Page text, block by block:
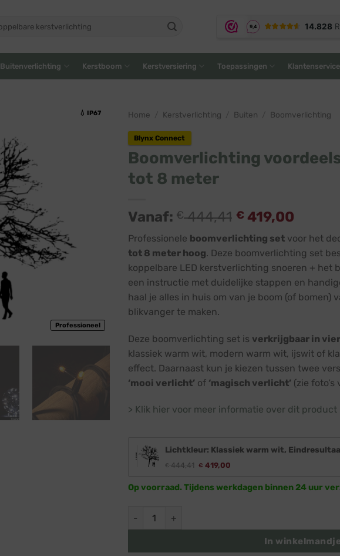
Buitenverlichting Kerstboom Kerstversiering Toepassingen Klantenservice
💧 IP67
Professioneel
Home Kerstverlichting Buiten Boomverlichting
Blynx Connect
Boomverlichting
tot 8 meter
Vanaf: €444,41 € 419,00
Professionele boomverlichting set voor het
tot 8 meter hoog. Deze boomverlichting set
koppelbare LED kerstverlichting snoeren + het
een instructie met duidelijke stappen en
haal je alles in huis om van je boom (of bomen)
blikvanger te maken.
Deze boomverlichting set is verkrijgbaar in
klassiek warm wit, modern warm wit, ijswit of
effect. Daarnaast kun je kiezen tussen twee
‘mooi verlicht’ of ‘magisch verlicht’ (zie
> Klik hier voor meer informatie over dit product
Lichtkleur: Klassiek warm wit,
€ 444,41 Oorspronkelijke
was:
€ 419,00Huidige
is:
€ 419,00.
Op voorraad. Tijdens werkdagen binnen 24 uur
In